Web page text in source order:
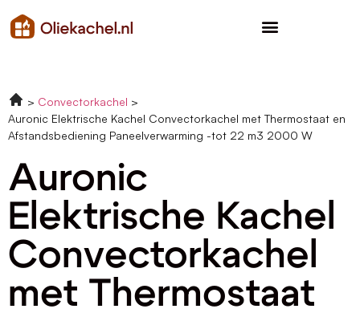
Convectorkachel
Auronic Elektrische Kachel Convectorkachel met Thermostaat en
Afstandsbediening Paneelverwarming -tot 22 m3 2000 W
Auronic
Elektrische Kachel
Convectorkachel
met Thermostaat